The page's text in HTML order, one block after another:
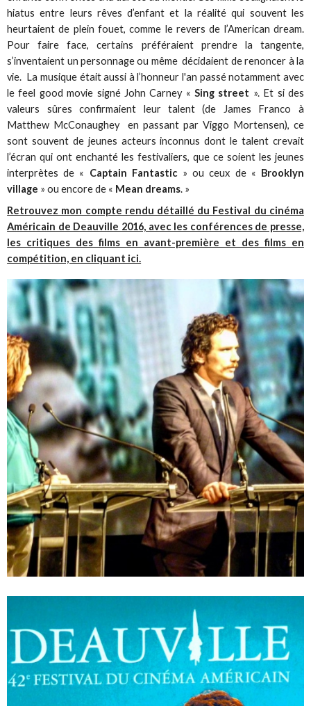
hiatus entre leurs rêves d’enfant et la réalité qui souvent les
heurtaient de plein fouet, comme le revers de l’American dream.
Pour faire face, certains préféraient prendre la tangente,
s’inventaient un personnage ou même décidaient de renoncer à la
vie. La musique était aussi à l’honneur l'an passé notamment avec
le feel good movie signé John Carney «Sing street ». Et si des
valeurs sûres confirmaient leur talent (de James Franco à
Matthew McConaughey en passant par Viggo Mortensen), ce
sont souvent de jeunes acteurs inconnus dont le talent crevait
l’écran qui ont enchanté les festivaliers, que ce soient les jeunes
interprètes de « Captain Fantastic » ou ceux de « Brooklyn
village » ou encore de « Mean dreams. »
Retrouvez mon compte rendu détaillé du Festival du cinéma
Américain de Deauville 2016, avec les conférences de presse,
les critiques des films en avant-première et des films en
compétition, en cliquant ici.